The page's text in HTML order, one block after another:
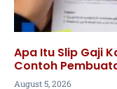
Apa Itu Slip Gaji
Contoh
August 5, 2026